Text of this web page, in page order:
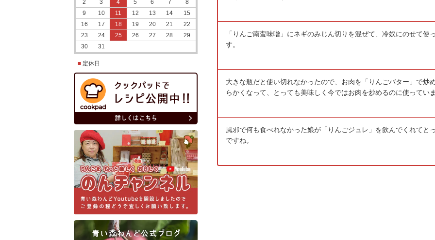
「りんご南蛮味噌」にネギのみじん切りを混ぜて、冷奴にのせて
す。
大きな瓶だと使い切れなかったので、お肉を「りんごバター」で炒
らかくなって、とっても美味しく今ではお肉を炒めるのに使っていま
風邪で何も食べれなかった娘が「りんごジュレ」を飲んでくれてと
ですね。
2
3 4 5 6 7
8
9
10 11 12 13 14
15
16
17 18 19 20 21
22
23
24 25 26 27 28
29
30
31
■ 定休日